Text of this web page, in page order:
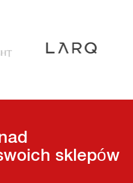
sklepów